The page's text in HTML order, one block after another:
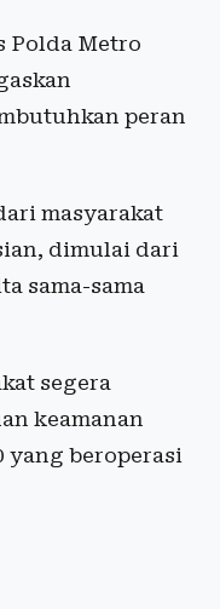
Polda Metro
peran
masyarakat
dimulai dari
sama-sama
segera
keamanan
yang beroperasi